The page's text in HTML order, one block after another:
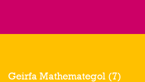
Geirfa Mathemategol (7)